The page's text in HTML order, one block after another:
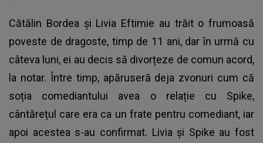
Cătălin Bordea și Livia Eftimie au trăit o frumoasă
poveste de dragoste, timp de 11 ani, dar în urmă cu
câteva luni, ei au decis să divorțeze de comun acord,
la notar. Între timp, apăruseră deja zvonuri cum că
soția comediantului avea o relație cu Spike,
cântărețul care era ca un frate pentru comediant, iar
apoi acestea s-au confirmat. Livia și Spike au fost